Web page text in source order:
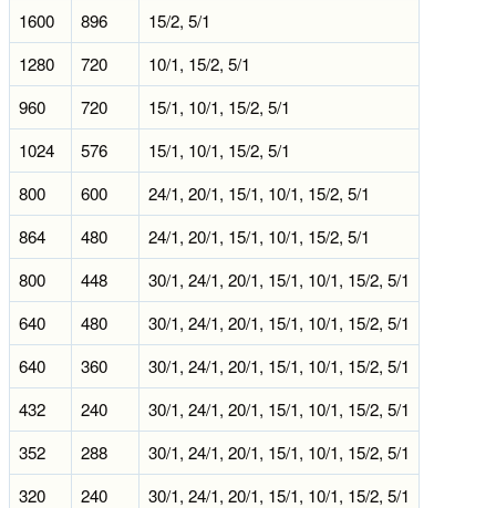
1600
896
15/2, 5/1
1280
720
10/1, 15/2, 5/1
960
720
15/1, 10/1, 15/2, 5/1
1024
576
15/1, 10/1, 15/2, 5/1
800
600
24/1, 20/1, 15/1, 10/1, 15/2, 5/1
864
480
24/1, 20/1, 15/1, 10/1, 15/2, 5/1
800
448
30/1, 24/1, 20/1, 15/1, 10/1, 15/2, 5/1
640
480
30/1, 24/1, 20/1, 15/1, 10/1, 15/2, 5/1
640
360
30/1, 24/1, 20/1, 15/1, 10/1, 15/2, 5/1
432
240
30/1, 24/1, 20/1, 15/1, 10/1, 15/2, 5/1
352
288
30/1, 24/1, 20/1, 15/1, 10/1, 15/2, 5/1
320
240
30/1, 24/1, 20/1, 15/1, 10/1, 15/2, 5/1